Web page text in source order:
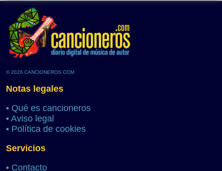
© 2026 CANCIONEROS.COM
Notas legales
• Qué es cancioneros
• Aviso legal
• Política de cookies
Servicios
• Contacto